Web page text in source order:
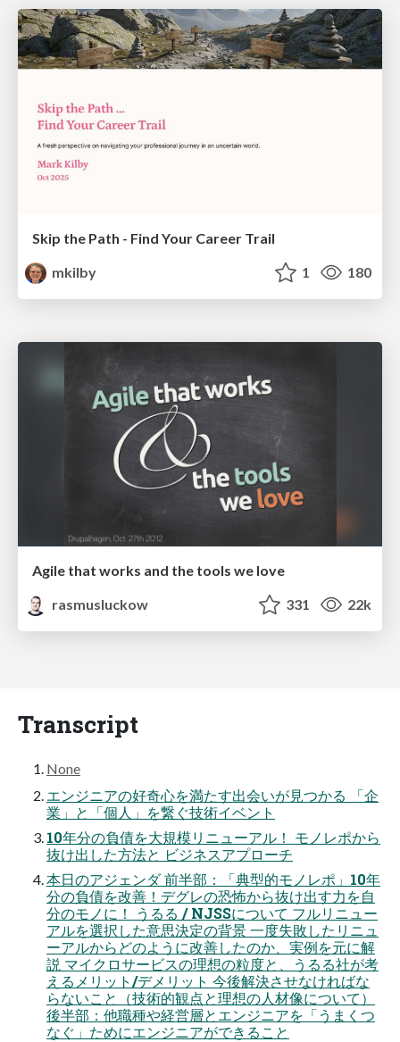
Skip the Path - Find Your Career Trail
mkilby
1 180
Agile that works and the tools we love
rasmusluckow
331 22k
Transcript
None
エンジニアの好奇心を満たす出会いが見つかる 「企
業」と「個人」を繋ぐ技術イベント
10年分の負債を大規模リニューアル！ モノレポから
抜け出した方法と ビジネスアプローチ
本日のアジェンダ 前半部：「典型的モノレポ」10年
分の負債を改善！デグレの恐怖から抜け出す力を自
分のモノに！ うるる / NJSSについて フルリニュー
アルを選択した意思決定の背景 一度失敗したリニュ
ーアルからどのように改善したのか、実例を元に解
説 マイクロサービスの理想の粒度と、うるる社が考
えるメリット/デメリット 今後解決させなければな
らないこと（技術的観点と理想の人材像について）
後半部：他職種や経営層とエンジニアを「うまくつ
なぐ」ためにエンジニアができること